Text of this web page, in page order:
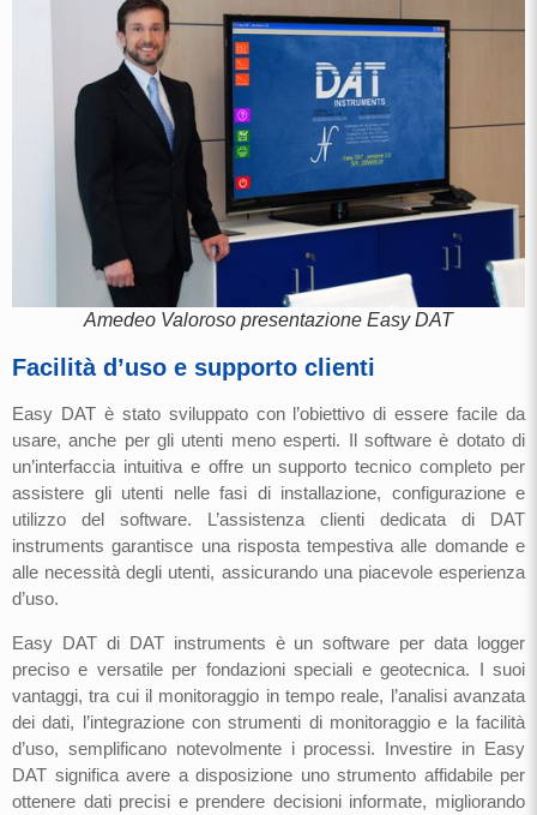
Amedeo Valoroso presentazione Easy DAT
Facilità d’uso e supporto clienti
Easy DAT è stato sviluppato con l’obiettivo di essere facile da
usare, anche per gli utenti meno esperti. Il software è dotato di
un’interfaccia intuitiva e offre un supporto tecnico completo per
assistere gli utenti nelle fasi di installazione, configurazione e
utilizzo del software. L’assistenza clienti dedicata di DAT
instruments garantisce una risposta tempestiva alle domande e
alle necessità degli utenti, assicurando una piacevole esperienza
d’uso.
Easy DAT di DAT instruments è un software per data logger
preciso e versatile per fondazioni speciali e geotecnica. I suoi
vantaggi, tra cui il monitoraggio in tempo reale, l’analisi avanzata
dei dati, l’integrazione con strumenti di monitoraggio e la facilità
d’uso, semplificano notevolmente i processi. Investire in Easy
DAT significa avere a disposizione uno strumento affidabile per
ottenere dati precisi e prendere decisioni informate, migliorando